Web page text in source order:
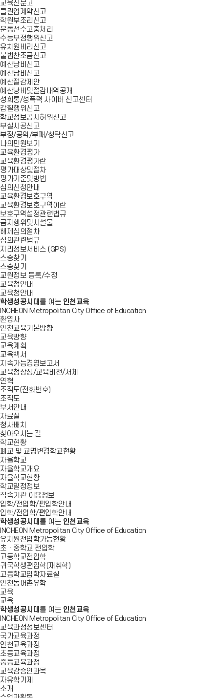
교육신문고
클린업계약신고
학원부조리신고
운동선수고충처리
수능부정행위신고
유치원비리신고
불법찬조금신고
예산낭비신고
예산낭비신고
예산절감제안
예산낭비및절감내역공개
성희롱/성폭력 사이버 신고센터
갑질행위신고
학교정보공시허위신고
부실시공신고
부정/공익/부패/청탁신고
나의민원보기
교육환경평가
교육환경평가란
평가대상및절차
평가기준및방법
심의신청안내
교육환경보호구역
교육환경보호구역이란
보호구역설정관련법규
금지행위및시설물
해제심의절차
심의관련법규
지리정보서비스 (GPS)
스승찾기
스승찾기
교원정보 등록/수정
교육청안내
교육청안내
학생성공시대 를 여는 인천교육
INCHEON Metropolitan City Office of Education
환영사
인천교육기본방향
교육방향
교육계획
교육백서
지속가능경영보고서
교육청상징/교육비전/서체
연혁
조직도(전화번호)
조직도
부서안내
자료실
청사배치
찾아오시는 길
학교현황
폐교 및 교명변경학교현황
자율학교
자율학교개요
자율학교현황
학교일정정보
직속기관 이용정보
입학/전입학/편입학안내
입학/전입학/편입학안내
학생성공시대 를 여는 인천교육
INCHEON Metropolitan City Office of Education
유치원전입학가능현황
초ㆍ중학교 전입학
고등학교전입학
귀국학생편입학(재취학)
고등학교입학자료실
인천농어촌유학
교육
교육
학생성공시대 를 여는 인천교육
INCHEON Metropolitan City Office of Education
교육과정정보센터
국가교육과정
인천교육과정
초등교육과정
중등교육과정
교육감승인과목
자유학기제
소개